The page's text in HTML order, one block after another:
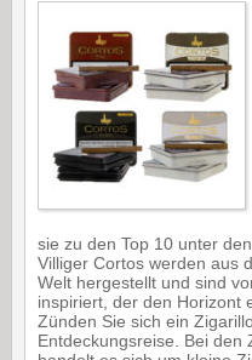
sie zu den Top 10 unter
Villiger Cortos werden aus
Welt hergestellt und sind
inspiriert, der den Horizont
Zünden Sie sich ein
Entdeckungsreise. Bei den